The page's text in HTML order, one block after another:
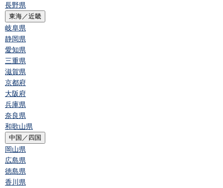
長野県
東海／近畿
岐阜県
静岡県
愛知県
三重県
滋賀県
京都府
大阪府
兵庫県
奈良県
和歌山県
中国／四国
岡山県
広島県
徳島県
香川県